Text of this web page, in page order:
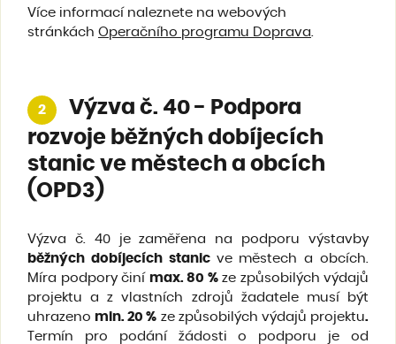
Více informací naleznete na webových
stránkách Operačního programu Doprava.
2
Výzva č. 40 - Podpora
rozvoje běžných dobíjecích
stanic ve městech a obcích
(OPD3)
Výzva č. 40 je zaměřena na podporu výstavby
běžných dobíjecích stanic ve městech a obcích.
Míra podpory činí max. 80 %ze způsobilých výdajů
projektu a z vlastních zdrojů žadatele musí být
uhrazenomin. 20 % ze způsobilých výdajů projektu.
Termín pro podání žádosti o podporu je od